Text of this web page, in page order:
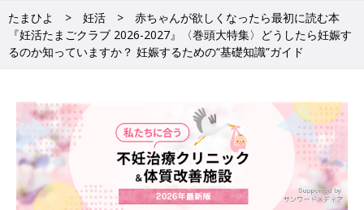
たまひよ 妊活
赤ちゃんが欲しくなったら最初に読む本
『妊活たまごクラブ 2026-2027』〈巻頭大特集〉どうしたら妊娠す
るのか知っていますか？ 妊娠するための“基礎知識”ガイド